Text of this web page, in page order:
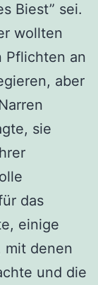
Biest” sei.
wollten
Pflichten an
aber
sie
das
einige
mit denen
und die